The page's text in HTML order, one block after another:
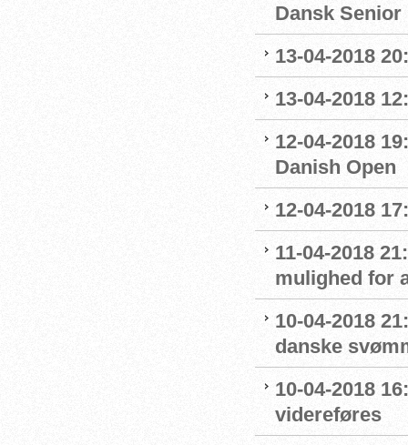
Dansk Senior
13-04-2018
13-04-2018
12-04-2018
Danish Open
12-04-2018
11-04-2018
mulighed for
10-04-2018
danske
10-04-2018
videreføres